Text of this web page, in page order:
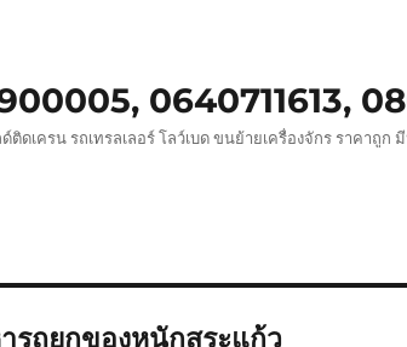
0640711613,
ติดเครน รถเทรลเลอร์ โลว์เบด ขนย้ายเครื่องจักร ราคาถู
รถยกของหนักสระแก้ว